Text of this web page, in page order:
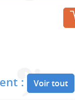
: Voir tout